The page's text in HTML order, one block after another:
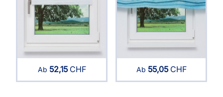
Ab 52,15CHF Ab 55,05CHF